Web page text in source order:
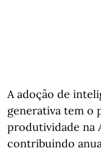
A adoção de
generativa tem o
produtividade na
contribuindo